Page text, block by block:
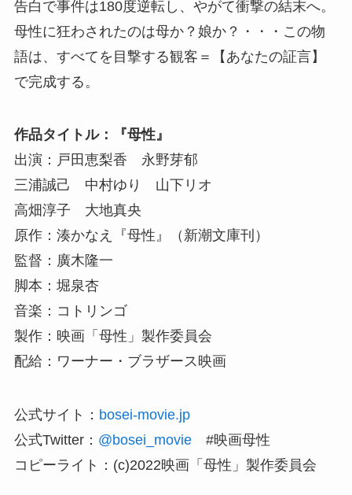
告白で事件は180度逆転し、やがて衝撃の結末へ。
母性に狂わされたのは母か？娘か？・・・この物
語は、すべてを目撃する観客＝【あなたの証言】
で完成する。
作品タイトル：『母性』
出演：戸田恵梨香 永野芽郁
三浦誠己 中村ゆり 山下リオ
高畑淳子 大地真央
原作：湊かなえ『母性』（新潮文庫刊）
監督：廣木隆一
脚本：堀泉杏
音楽：コトリンゴ
製作：映画「母性」製作委員会
配給：ワーナー・ブラザース映画
公式サイト： bosei-movie.jp
公式Twitter： @bosei_movie#映画母性
コピーライト：(c)2022映画「母性」製作委員会